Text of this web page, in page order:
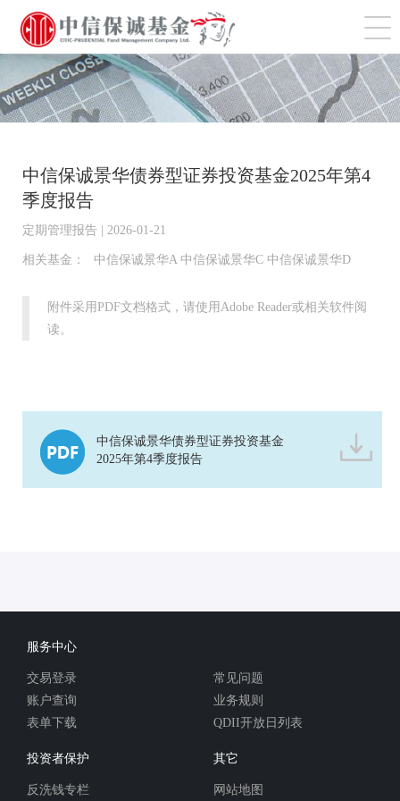
切
中信保诚景华债券型证券投资基金2025年第4
季度报告
定期管理报告 | 2026-01-21
相关基金： 中信保诚景华A 中信保诚景华C 中信保诚景华D
附件采用PDF文档格式，请使用Adobe Reader或相关软件阅
读。
中信保诚景华债券型证券投资基金
2025年第4季度报告
服务中心
交易登录
账户查询
表单下载
常见问题
业务规则
QDII开放日列表
投资者保护
反洗钱专栏
其它
网站地图